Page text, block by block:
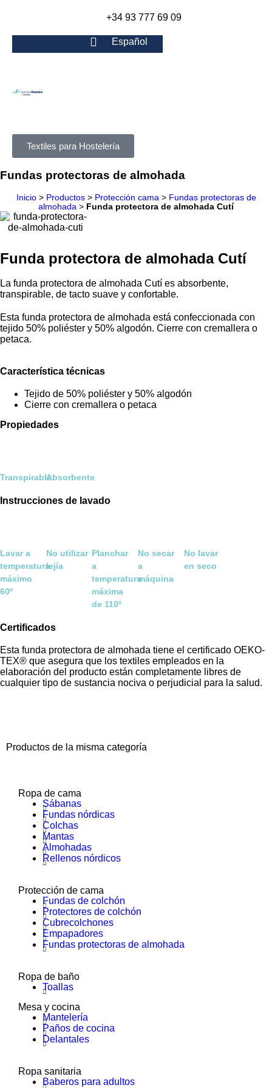
+34 93 777 69 09
Español
Textiles para Hostelería
Fundas protectoras de almohada
Inicio> Productos> Protección cama> Fundas protectoras de
almohada > Funda protectora de almohada Cutí
Funda protectora de almohada Cutí
La funda protectora de almohada Cutí es absorbente,
transpirable, de tacto suave y confortable.
Esta funda protectora de almohada está confeccionada con
tejido 50% poliéster y 50% algodón. Cierre con cremallera o
petaca.
Característica técnicas
Tejido de 50% poliéster y 50% algodón
Cierre con cremallera o petaca
Propiedades
TranspirableAbsorbente
Instrucciones de lavado
Lavar a
temperatura
máximo
60º
No utilizar
lejía
Planchar
a
temperatura
máxima
de 110º
No secar
a
máquina
No lavar
en seco
Certificados
Esta funda protectora de almohada tiene el certificado OEKO-
TEX® que asegura que los textiles empleados en la
elaboración del producto están completamente libres de
cualquier tipo de sustancia nociva o perjudicial para la salud.
Productos de la misma categoría
Ropa de cama
Sábanas
Fundas nórdicas
Colchas
Mantas
Almohadas
Rellenos nórdicos
Protección de cama
Fundas de colchón
Protectores de colchón
Cubrecolchones
Empapadores
Fundas protectoras de almohada
Ropa de baño
Toallas
Mesa y cocina
Mantelería
Paños de cocina
Delantales
Ropa sanitaria
Baberos para adultos